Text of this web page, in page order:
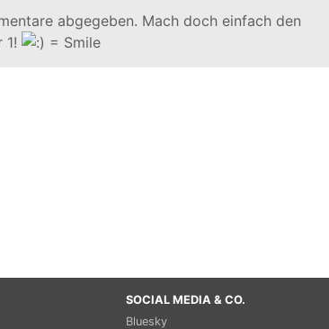
abgegeben. Mach doch einfach den
1!
SOCIAL MEDIA & CO.
Bluesky